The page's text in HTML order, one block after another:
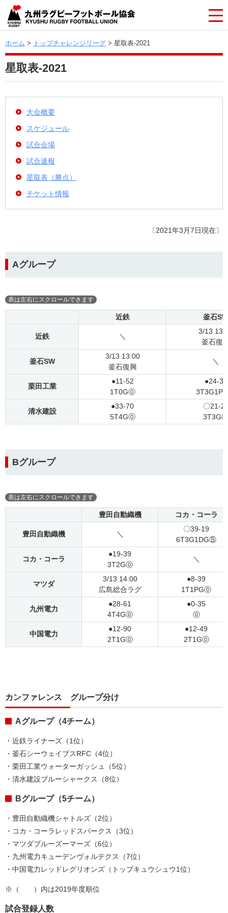
ホーム > トップチャレンジリーグ > 星取表-2021
星取表-2021
大会概要
スケジュール
試合会場
試合速報
星取表（勝点）
チケット情報
〔2021年3月7日現在〕
Aグループ
近鉄 釜石SW
近鉄 ＼
3/13
釜石復
釜石SW
3/13 13:00
釜石復興
＼
栗田工業
●11-52
1T0G⓪
●24-35
清水建設
●33-70
5T4G⓪
〇21-
3T3G④
Bグループ
豊田自動織機 コカ・コーラ
豊田自動織機 ＼
〇39-19
6T3G1DG⑤
コカ・コーラ
●19-39
3T2G⓪
＼
マツダ
3/13 14:00
広島総合ラグ
●8-39
1T1PG⓪
九州電力
●28-61
4T4G⓪
●0-35
⓪
中国電力
●12-90
2T1G⓪
●12-49
2T1G⓪
カンファレンス グループ分け
Aグループ（4チーム）
・近鉄ライナーズ（1位）
・ 釜石シーウェイブスRFC（4位）
・ 栗田工業ウォーターガッシュ（5位）
・ 清水建設ブルーシャークス（8位）
Bグループ（5チーム）
・ 豊田自動織機シャトルズ（2位）
・ コカ・コーラレッドスパークス（3位）
・ マツダブルーズーマーズ（6位）
・ 九州電力キューデンヴォルテクス（7位）
・ 中国電力レッドレグリオンズ（トップキュウシュウ1位）
※（ ）内は2019年度順位
試合登録人数